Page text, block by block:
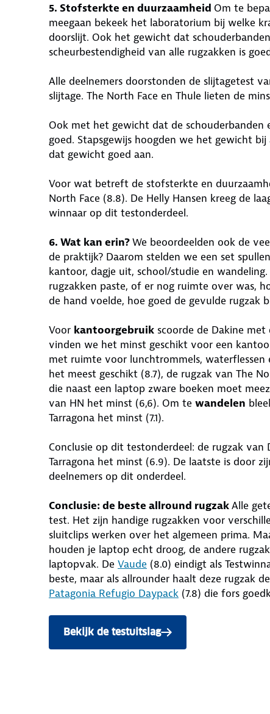
5. Stofsterkte en duurzaamheid Om te
meegaan bekeek het laboratorium bij welke
doorslijt. Ook het gewicht dat
scheurbestendigheid van alle rugzakken is
Alle deelnemers doorstonden de slijtagetest
slijtage. The North Face en Thule lieten de
Ook met het gewicht dat de schouderbanden
goed. Stapsgewijs hoogden we het gewicht
dat gewicht goed aan.
Voor wat betreft de stofsterkte en
North Face (8.8). De Helly Hansen kreeg de
winnaar op dit testonderdeel.
6. Wat kan erin?We beoordeelden ook de
de praktijk? Daarom stelden we een set
kantoor, dagje uit, school/studie en
rugzakken paste, of er nog ruimte over was,
de hand voelde, hoe goed de gevulde rugzak
Voor kantoorgebruik scoorde de Dakine met
vinden we het minst geschikt voor een
met ruimte voor lunchtrommels, waterflessen
het meest geschikt (8.7), de rugzak van The
die naast een laptop zware boeken moet
van HN het minst (6,6). Om te wandelen
Tarragona het minst (7.1).
Conclusie op dit testonderdeel: de rugzak
Tarragona het minst (6.9). De laatste is door
deelnemers op dit onderdeel.
Conclusie: de beste allround rugzakAlle
test. Het zijn handige rugzakken voor
sluitclips werken over het algemeen prima.
houden je laptop echt droog, de andere
laptopvak. De Vaude (8.0) eindigt als
beste, maar als allrounder haalt deze rugzak
Patagonia Refugio Daypack (7.8) die fors
Bekijk de testuitslag